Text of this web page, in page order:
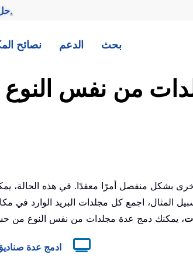
—تحقيق المزيد بجهد أقل.
نصائح الدعم بحث
من نفس
المثال، اجمع كل مجلدات البريد الوارد في
ادمج عدة